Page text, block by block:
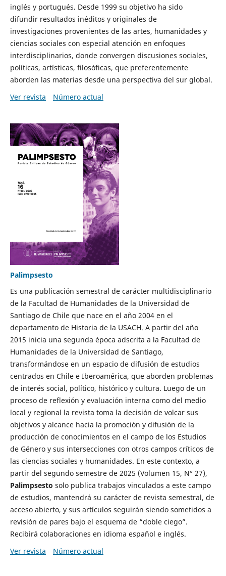
inglés y portugués. Desde 1999 su objetivo ha sido
difundir resultados inéditos y originales de
investigaciones provenientes de las artes, humanidades y
ciencias sociales con especial atención en enfoques
interdisciplinarios, donde convergen discusiones sociales,
políticas, artísticas, filosóficas, que preferentemente
aborden las materias desde una perspectiva del sur global.
Ver revista
Número actual
Palimpsesto
Es una publicación semestral de carácter multidisciplinario
de la Facultad de Humanidades de la Universidad de
Santiago de Chile que nace en el año 2004 en el
departamento de Historia de la USACH. A partir del año
2015 inicia una segunda época adscrita a la Facultad de
Humanidades de la Universidad de Santiago,
transformándose en un espacio de difusión de estudios
centrados en Chile e Iberoamérica, que aborden problemas
de interés social, político, histórico y cultura. Luego de un
proceso de reflexión y evaluación interna como del medio
local y regional la revista toma la decisión de volcar sus
objetivos y alcance hacia la promoción y difusión de la
producción de conocimientos en el campo de los Estudios
de Género y sus intersecciones con otros campos críticos de
las ciencias sociales y humanidades. En este contexto, a
partir del segundo semestre de 2025 (Volumen 15, N° 27),
Palimpsesto solo publica trabajos vinculados a este campo
de estudios, mantendrá su carácter de revista semestral, de
acceso abierto, y sus artículos seguirán siendo sometidos a
revisión de pares bajo el esquema de “doble ciego”.
Recibirá colaboraciones en idioma español e inglés.
Ver revista
Número actual